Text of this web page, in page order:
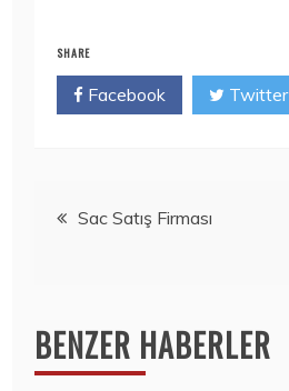
SHARE
Facebook Twitter
YazıSac Satış Firması
BENZER HABERLER